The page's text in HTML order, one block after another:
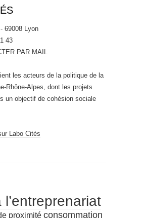
69008 Lyon
43
PAR MAIL
les acteurs de la politique de la
Rhône-Alpes, dont les projets
un objectif de cohésion sociale
Labo Cités
l’entreprenariat
proximité consommation